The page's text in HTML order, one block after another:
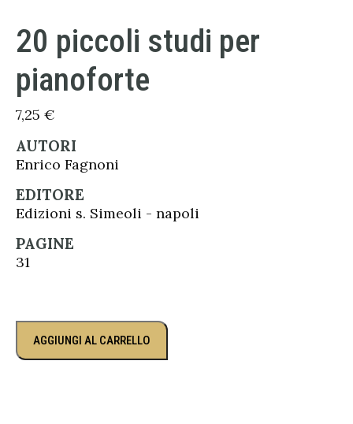
20 piccoli studi per
pianoforte
7,25 €
AUTORI
Enrico Fagnoni
EDITORE
Edizioni s. Simeoli - napoli
PAGINE
31
AGGIUNGI AL CARRELLO